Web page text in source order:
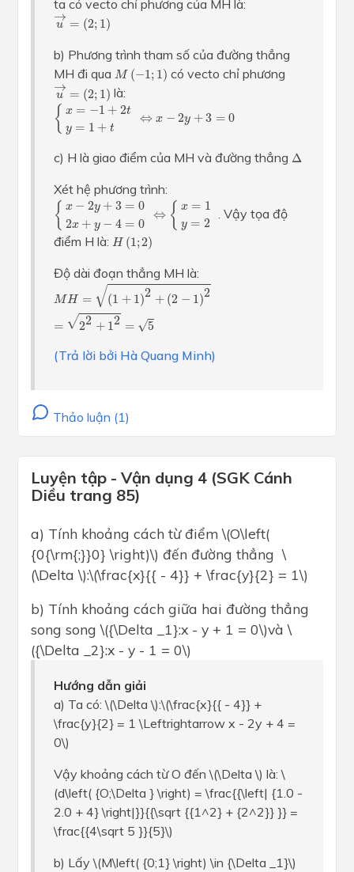
ta có vecto chỉ phương của MH là:
→
u = (2; 1)
u→= 2 ;1)
b) Phương trình tham số của đường thẳng
MH đi qua M (−1; 1)
M( − ;1 ) có vecto chỉ phương
→
u = (2; 1)
u→ 1
là:
{ x = −1 + 2t
y = 1 + t
⇔ x − 2y +3 = 0
{x 1+2ty =1
c) H là giao điểm của MH và đường thẳng Δ
Δ
Xét hệ phương trình:
{ x − 2y + 3 = 0
2x + y − 4 = 0
⇔ { x = 1
y = 2
{x− 2 y+3 =02x+y−4=0 x=
. Vậy tọa độ
điểm H là: H (1;2)
H( 1; 2)
Độ dài đoạn thẳng MH là:
MH = √(1 + 1)2 + (2 − 1)2
= √22 + 12 = √5
M H =(1 +1)2+(2−1)2=22+12
(Trả lời bởi Hà Quang Minh)
Thảo luận (1)
Luyện tập - Vận dụng 4 (SGK Cánh
Diều trang 85)
a) Tính khoảng cách từ điểm \(O\left(
{0{\rm{;}}0} \right)\) đến đường thẳng \
(\Delta \):\(\frac{x}{{ - 4}} + \frac{y}{2} = 1\)
b) Tính khoảng cách giữa hai đường thẳng
song song \({\Delta _1}:x - y + 1 = 0\)và \
({\Delta _2}:x - y - 1 = 0\)
Hướng dẫn giải
a) Ta có: \(\Delta \):\(\frac{x}{{ - 4}} +
\frac{y}{2} = 1 \Leftrightarrow x - 2y + 4 =
0\)
Vậy khoảng cách từ O đến \(\Delta \) là: \
(d\left( {O;\Delta } \right) = \frac{{\left| {1.0 -
2.0 + 4} \right|}}{{\sqrt {{1^2} + {2^2}} }} =
\frac{{4\sqrt 5 }}{5}\)
b) Lấy \(M\left( {0;1} \right) \in {\Delta _1}\)